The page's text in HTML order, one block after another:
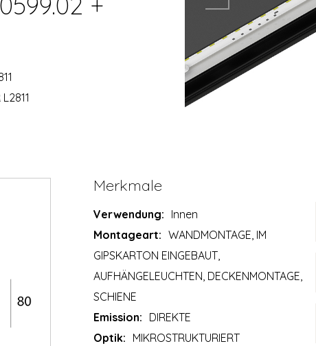
Merkmale
Verwendung: Innen
Montageart: WANDMONTAGE, IM
GIPSKARTON EINGEBAUT,
AUFHÄNGELEUCHTEN, DECKENMONTAGE,
SCHIENE
Emission: DIREKTE
Optik: MIKROSTRUKTURIERT